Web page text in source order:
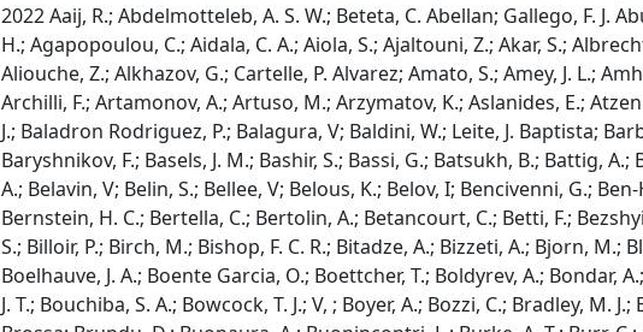
2022 Aaij, R.; Abdelmotteleb, A. S. W.; Beteta, C. Abellan; Gallego, F. J. Abudinen; Ackernley, T.; Adeva, B.; Adinolfi, M.; Afsharnia, H.; Agapopoulou, C.; Aidala, C. A.; Aiola, S.; Ajaltouni, Z.; Akar, S.; Albrecht, J.; Alessio, F.; Alexander, M.; Alfonso Albero, A.; Aliouche, Z.; Alkhazov, G.; Cartelle, P. Alvarez; Amato, S.; Amey, J. L.; Amhis, Y.; An, L.; Anderlini, L.; Andreianov, A.; Andreotti, M.; Archilli, F.; Artamonov, A.; Artuso, M.; Arzymatov, K.; Aslanides, E.; Atzeni, M.; Audurier, B.; Bachmann, S.; Bachmayer, M.; Back, J. J.; Baladron Rodriguez, P.; Balagura, V; Baldini, W.; Leite, J. Baptista; Barbetti, M.; Barlow, R. J.; Barsuk, S.; Barter, W.; Bartolini, M.; Baryshnikov, F.; Basels, J. M.; Bashir, S.; Bassi, G.; Batsukh, B.; Battig, A.; Bay, A.; Beck, A.; Becker, M.; Bedeschi, F.; Bediaga, I; Beiter, A.; Belavin, V; Belin, S.; Bellee, V; Belous, K.; Belov, I; Bencivenni, G.; Ben-Haim, E.; Berezhnoy, A.; Bernet, R.; Berninghoff, D.; Bernstein, H. C.; Bertella, C.; Bertolin, A.; Betancourt, C.; Betti, F.; Bezshyiko, Ia; Bhasin, S.; Bhom, J.; Bian, L.; Bieker, M. S.; Bifani, S.; Billoir, P.; Birch, M.; Bishop, F. C. R.; Bitadze, A.; Bizzeti, A.; Bjorn, M.; Blago, M. P.; Blake, T.; Blanc, F.; Blusk, S.; Bobulska, D.; Boelhauve, J. A.; Boente Garcia, O.; Boettcher, T.; Boldyrev, A.; Bondar, A.; Bondar, N.; Borghi, S.; Borisyak, M.; Borsato, M.; Borsuk, J. T.; Bouchiba, S. A.; Bowcock, T. J.; V, ; Boyer, A.; Bozzi, C.; Bradley, M. J.; Braun, S.; Brea Rodriguez, A.; Brodzicka, J.; Gonzalo, A. Brossa; Brundu, D.; Buonaura, A.; Buonincontri, L.; Burke, A. T.; Burr, C.; Bursche, A.; Butkevich, A.; Butter, J. S.; Buytaert, J.; Byczynski, W.; Cadeddu, S.; Cai, H.; Calabrese, R.; Calefice, L.; Diaz, L. Calero; Cali, S.; Calladine, R.; Calvi, M.; Calvo Gomez, M.; Magalhaes, P. Camargo; Campana, P.; Quezada, A. F. Compoverde; Capelli, S.; Capriotti, L.; Carbone, A.; Carboni, G.; Cardinale, R.; Cardini, A.; Carli, I; Carniti, P.; Carus, L.; Akiba, K. Carvalho; Casais Vidal, A.; Casse, G.; Cattaneo, M.; Cavallero, G.; Celani, S.; Cerasoli, J.; Cervenkov, D.; Chadwick, A. J.; Chapman, M. G.; Charles, M.; Charpentier, Ph; Chatzikonstantinidis, G.; Barajas, C. A. Chavez; Chefdeville, M.; Chen, C.; Chen, S.; Chernov, A.; Chobanova, V; Cholak, S.; Chrzaszcz, M.; Chubykin, A.; Chulikov, V; Ciambrone, P.; Cicala, M. F.; Cid Vidal, X.; Ciezarek, G.; Clarke, P. E. L.; Clemencic, M.; Cliff, H.; V, ; Closier, J.; Cobbledick, J. L.; Coco, V; Coelho, J. A. B.; Cogan, J.; Cogneras, E.; Cojocariu, L.; Collins, P.; Colombo, T.; Congedo, L.; Contu, A.; Cooke, N.; Coombs, G.; Corredoira, I; Corti, G.; Sobral, C. M. Costa; Couturier, B.; Craik, D. C.; Crkovska, J.; Torres, M. Cruz; Currie, R.; Da Silva, C. L.; Dadabaev, S.; Dai, L.; Dall'Occo, E.; Dalseno, J.; D'Ambrosio, C.; Danilina, A.; D'Argent, P.; Davies, J. E.; Davis, A.; Francisco, O. De Aguiar; De Bruyn, K.; De Capua, S.; De Cian, M.; De Miranda, J. M.; De Paula, L.; De Serio, M.; De Simone, D.; De Simone, P.; De Vellis, F.; De Vries, J. A.; Dean, C. T.; Debernardis, F.; Decamp, D.; Dedu, V; Del Buono, L.; Delaney, B.; Dembinski, H-P; Dendek, A.; Denysenko, V; Derkach, D.; Deschamps, O.; Desse, F.; Dettori, F.; Dey, B.; Di Cicco, A.; Di Nezza, P.; Didenko, S.; Dieste Maronas, L.; Dijkstra, H.; Dobishuk, V; Dong, C.; Donohoe, A. M.; Dordei, F.; Dos Reis, A. C.; Douglas, L.; Dovbnya, A.; Downes, A. G.; Dudek, M. W.; Dufour, L.; Duk, V; Durante, P.; Durham, J. M.; Dutta, D.; Dziurda, A.; Dzyuba, A.; Easo, S.; Egede, U.; Egorychev, V; Eidelman, S.; Eisenhardt, S.; Ek-In, S.; Eklund, L.; Ely, S.; Ene, A.; Epple, E.; Escher, S.; Eschle, J.; Esen, S.; Evans, T.; Falabella, A.; Fan, J.; Fan, Y.; Fang, B.; Farry, S.; Fazzini, D.; Feo, M.; Fernandez Prieto, A.; Fernez, A. D.; Ferrari, F.; Lopes, L. Ferreira; Rodrigues, F. Ferreira; Sole, S. Ferreres; Ferrillo, M.; Ferro-Luzzi, M.; Filippov, S.; Fini, R. A.; Fiorini, M.; Firlej, M.; Fischer, K. M.; Fitzgerald, D. S.; Fitzpatrick, C.; Fiutowski, T.; Fkiaras, A.; Fleuret, F.; Fontana, M.; Fontanelli, F.; Forty, R.; Foulds-Holt, D.; Lima, V. Franco; Sevilla, M. Franco; Frank, M.; Franzoso, E.; Frau, G.; Frei, C.; Friday, D. A.; Fu, J.; Fuehring, Q.; Gabriel, E.; Galati, G.; Gallas Torreira, A.; Galli, D.; Gambetta, S.; Gan, Y.; Gandelman, M.; Gandini, P.; Gao, Y.; Garau, M.; Garcia Martin, L. M.; Garcia Moreno, P.; Garcia Pardinas, J.; Garcia Plana, B.; Garcia Rosales, F. A.; Garrido, L.; Gaspar, C.; Geertsema, R. E.; Gerick, D.; Gerken, L. L.; Gersabeck, E.; Gersabeck, M.; Gershon, T.; Gerstel, D.; Giambastiani, L.; Gibson, V; Giemza, H. K.; Gilman, A. L.; Giovannetti, M.; Gioventu, A.; Gironella Gironell, P.; Giubega, L.; Giugliano, C.; Gizdov, K.; Gkougkousis, E. L.; Gligorov, V. V.; Gobel, C.; Golobardes, E.; Golubkov, D.; Golutvin, A.; Gomes, A.; Gomez Fernandez, S.; Goncalves Abrantes, F.; Goncerz, M.; Gong, G.; Gorbounov, P.; Gorelov, I.; V, ; Gotti, C.; Govorkova, E.; Grabowski, J. P.; Grammatico, T.; Cardoso, L. A. Granado; Grauges, E.; Graverini, E.; Graziani, G.; Grecu, A.; Greeven, L. M.; Grieser, N. A.; Grillo, L.; Gromov, S.; Cazon, B. R. Gruberg; Gu, C.; Guarise, M.; Guittiere, M.; Gunther, P. A.; Gushchin, E.; Guth, A.; Guz, Y.; Gys, T.; Hadavizadeh, T.; Haefeli, G.; Haen, C.; Haimberger, J.; Halewood-Leagas, T.; Hamilton, P. M.; Hammerich, J. P.; Han, Q.; Han, X.; Hancock, T. H.; Hansen, E. B.; Hansmann-Menzemer, S.; Harnew, N.; Harrison, T.; Hasse, C.; Hatch, M.; He, J.; Hecker, M.; Heijhoff, K.; Heinicke, K.; Hennequin, A.